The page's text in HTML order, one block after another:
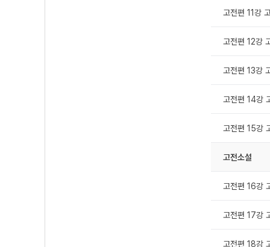
고전편 11강
고전편 12강
고전편 13강
고전편 14강
고전편 15강
고전소설
고전편 16강
고전편 17강
고전편 18강